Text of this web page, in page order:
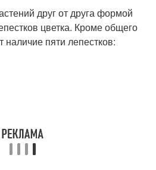
друг от друга формой
цветка. Кроме общего
наличие пяти лепестков: